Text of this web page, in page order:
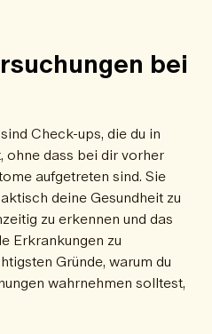
bei
Check-ups, die du in
ohne dass bei dir vorher
aufgetreten sind. Sie
deine Gesundheit zu
zu erkennen und das
Erkrankungen zu
Gründe, warum du
wahrnehmen solltest,